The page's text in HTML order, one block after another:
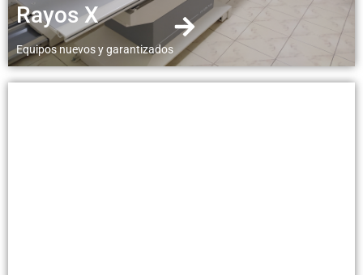
Rayos X
Equipos nuevos y garantizados